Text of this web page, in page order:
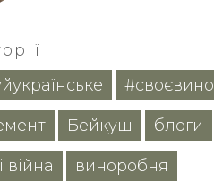
#своєвино
Бейкуш блоги
війна виноробня